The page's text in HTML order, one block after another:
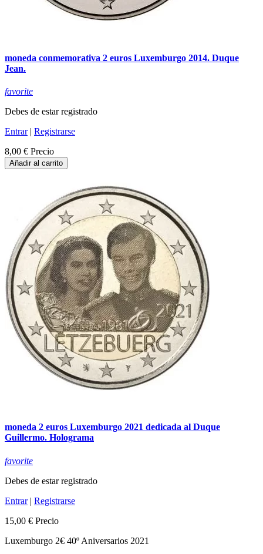
moneda conmemorativa 2 euros Luxemburgo 2014. Duque
Jean.
favorite
Debes de estar registrado
Entrar| Registrarse
8,00 € Precio
Añadir al carrito
moneda 2 euros Luxemburgo 2021 dedicada al Duque
Guillermo. Holograma
favorite
Debes de estar registrado
Entrar| Registrarse
15,00 € Precio
Luxemburgo 2€ 40º Aniversarios 2021